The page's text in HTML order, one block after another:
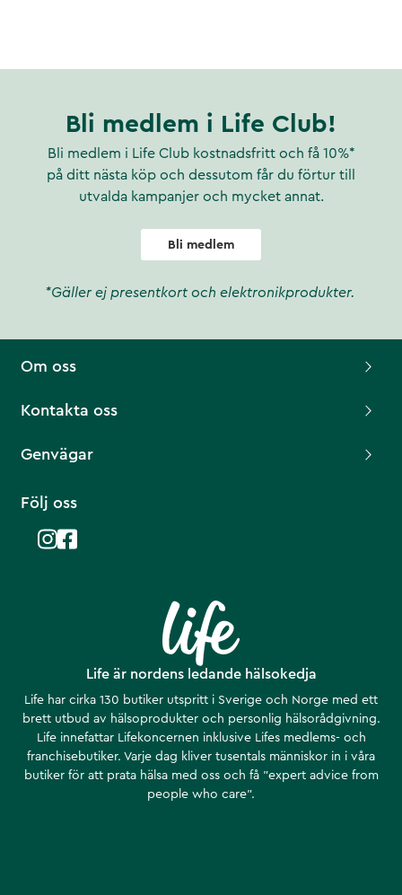
Bli medlem i Life Club!
Bli medlem i Life Club kostnadsfritt och få 10%*
på ditt nästa köp och dessutom får du förtur till
utvalda kampanjer och mycket annat.
Bli medlem
*Gäller ej presentkort och elektronikprodukter.
Life är nordens ledande hälsokedja
Life har cirka 130 butiker utspritt i Sverige och Norge med ett
brett utbud av hälsoprodukter och personlig hälsorådgivning.
Life innefattar Lifekoncernen inklusive Lifes medlems- och
franchisebutiker. Varje dag kliver tusentals människor in i våra
butiker för att prata hälsa med oss och få ”expert advice from
people who care”.
Om oss
Kontakta oss
Genvägar
Följ oss